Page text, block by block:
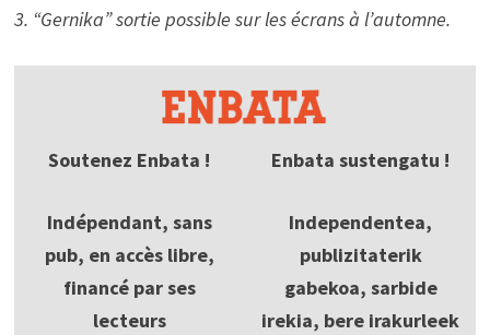
3. “Gernika” sortie possible sur les écrans à l’automne.
Soutenez Enbata !
Indépendant, sans
pub, en accès libre,
financé par ses
lecteurs
Enbata sustengatu !
Independentea,
publizitaterik
gabekoa, sarbide
irekia, bere irakurleek